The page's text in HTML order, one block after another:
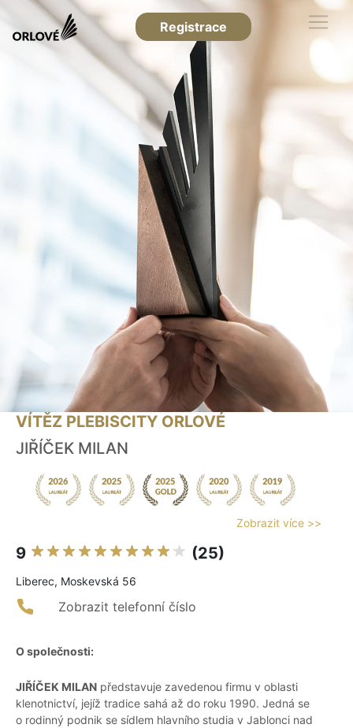
Registrace
VÍTĚZ PLEBISCITY ORLOVÉ
JIŘÍČEK MILAN
Zobrazit více >>
9 (25)
Liberec, Moskevská 56
Zobrazit telefonní číslo
O společnosti:
JIŘÍČEK MILAN představuje zavedenou firmu v oblasti
klenotnictví, jejíž tradice sahá až do roku 1990. Jedná se
o rodinný podnik se sídlem hlavního studia v Jablonci nad